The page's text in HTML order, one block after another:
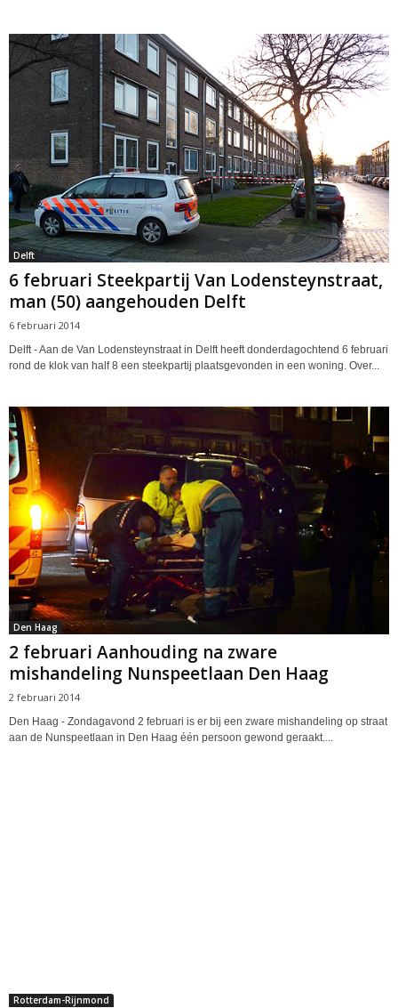
Delft
6 februari Steekpartij Van Lodensteynstraat,
man (50) aangehouden Delft
6 februari 2014
Delft - Aan de Van Lodensteynstraat in Delft heeft donderdagochtend 6 februari
rond de klok van half 8 een steekpartij plaatsgevonden in een woning. Over...
Den Haag
2 februari Aanhouding na zware
mishandeling Nunspeetlaan Den Haag
2 februari 2014
Den Haag - Zondagavond 2 februari is er bij een zware mishandeling op straat
aan de Nunspeetlaan in Den Haag één persoon gewond geraakt....
Rotterdam-Rijnmond